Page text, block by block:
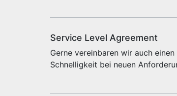
Service Level Agreement
Gerne vereinbaren wir auch einen
Schnelligkeit bei neuen